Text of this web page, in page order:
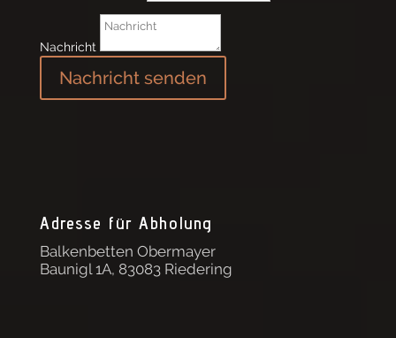
Nachricht
Nachricht senden
Adresse für Abholung
Balkenbetten Obermayer
Baunigl 1A, 83083 Riedering